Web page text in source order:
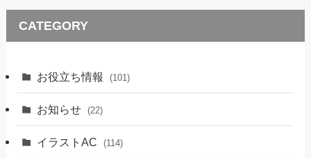
CATEGORY
お役立ち情報 (101)
お知らせ (22)
イラストAC (114)